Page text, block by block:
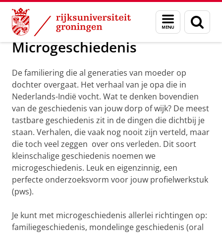
Skip
Content
Skip
Navigation
Menu
en
zoeken
Maatschappij/bedrijven Profielwerkstuk
Microgeschiedenis
De familiering die al generaties van moeder op
dochter overgaat. Het verhaal van je opa die in
Nederlands-Indië vocht. Wat te denken bovendien
van de geschiedenis van jouw dorp of wijk? De meest
tastbare geschiedenis zit in de dingen die dichtbij je
staan. Verhalen, die vaak nog nooit zijn verteld, maar
die toch veel zeggen over ons verleden. Dit soort
kleinschalige geschiedenis noemen we
microgeschiedenis. Leuk en eigenzinnig, een
perfecte onderzoeksvorm voor jouw profielwerkstuk
(pws).
Je kunt met microgeschiedenis allerlei richtingen op:
familiegeschiedenis, mondelinge geschiedenis (oral